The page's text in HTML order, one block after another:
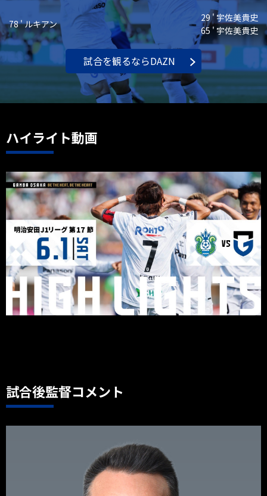
78 ' ルキアン
29 ' 宇佐美貴史
65 ' 宇佐美貴史
試合を観るならDAZN
ハイライト動画
試合後監督コメント